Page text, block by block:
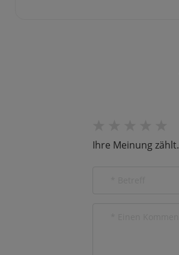
Ihre Meinung zählt.